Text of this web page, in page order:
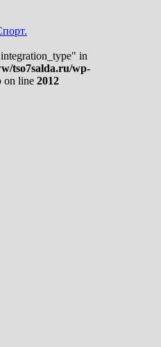
in
tso7salda.ru/wp-
on line 2012